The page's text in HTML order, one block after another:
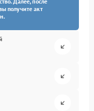
получите акт